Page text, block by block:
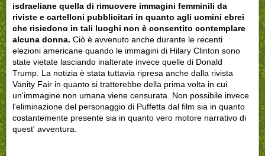
isdraeliane quella di rimuovere immagini femminili da
riviste e cartelloni pubblicitari in quanto agli uomini ebrei
che risiedono in tali luoghi non è consentito contemplare
alcuna donna. Ciò è avvenuto anche durante le recenti
elezioni americane quando le immagini di Hilary Clinton sono
state vietate lasciando inalterate invece quelle di Donald
Trump. La notizia è stata tuttavia ripresa anche dalla rivista
Vanity Fair in quanto si tratterebbe della prima volta in cui
un'immagine non umana viene censurata. Non possibile invece
l'eliminazione del personaggio di Puffetta dal film sia in quanto
costantemente presente sia in quanto vero motore narrativo di
quest' avventura.